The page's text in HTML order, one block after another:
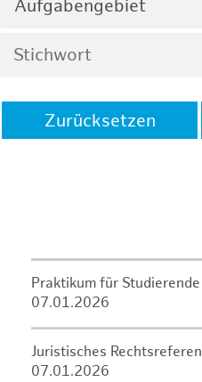
Aufgabengebiet
Zurücksetzen
Praktikum für Studierende
07.01.2026
Juristisches
07.01.2026